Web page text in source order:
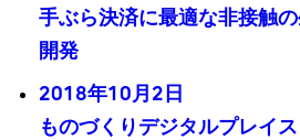
手ぶら決済に最適な非接触
開発
2018年10月2日
ものづくりデジタルプレイ